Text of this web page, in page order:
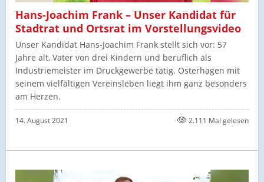
Hans-Joachim Frank – Unser Kandidat für
Stadtrat und Ortsrat im Vorstellungsvideo
Unser Kandidat Hans-Joachim Frank stellt sich vor: 57
Jahre alt, Vater von drei Kindern und beruflich als
Industriemeister im Druckgewerbe tätig. Osterhagen mit
seinem vielfältigen Vereinsleben liegt ihm ganz besonders
am Herzen.
14. August 2021 2.111 Mal gelesen